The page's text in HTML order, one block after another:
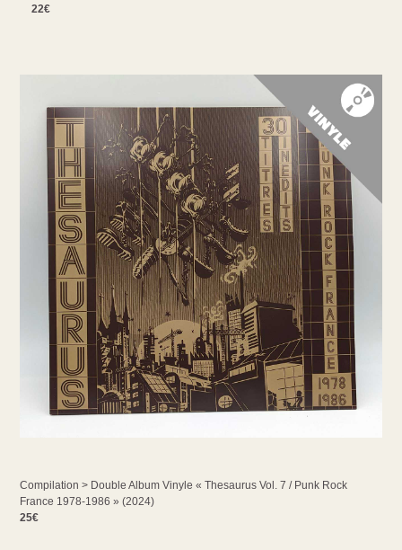
22€
Compilation > Double Album Vinyle « Thesaurus Vol. 7 / Punk Rock
France 1978-1986 » (2024)
25€